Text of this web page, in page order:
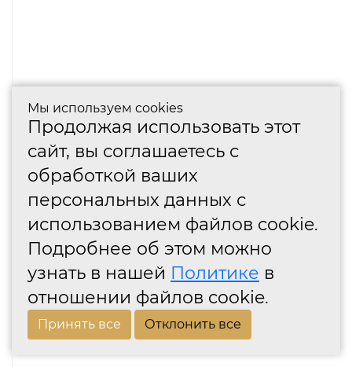
Мы используем cookies
Продолжая использовать этот
сайт, вы соглашаетесь с
обработкой ваших
персональных данных с
использованием файлов cookie.
Подробнее об этом можно
узнать в нашей Политике в
отношении файлов cookie.
Принять все Отклонить все